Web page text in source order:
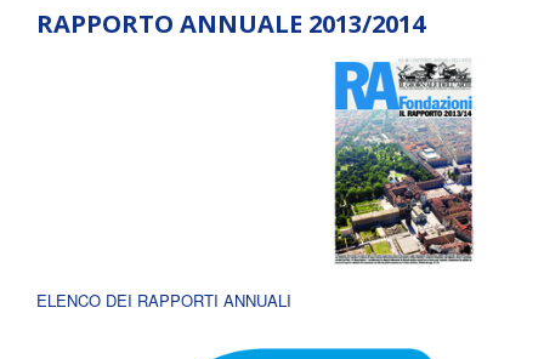
RAPPORTO ANNUALE 2013/2014
ELENCO DEI RAPPORTI ANNUALI